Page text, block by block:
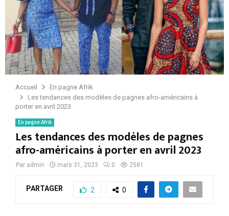
Accueil
En pagne Afrik
Les tendances des modèles de pagnes afro-américains à
porter en avril 2023
En pagne Afrik
Les tendances des modèles de pagnes
afro-américains à porter en avril 2023
Par admin mars 31, 2023 0 2581
PARTAGER 2 0